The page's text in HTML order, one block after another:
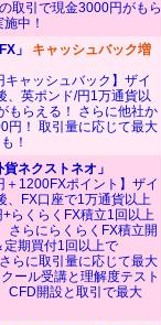
取引で現金3000円がもら
中！
」 キャッシュバック増
キャッシュバック】ザイ
、英ポンド/円1万通貨以
もらえる！ さらに他社か
円！ 取引量に応じて最大
！
ネクストネオ」
＋1200FXポイント】ザイ
、FX口座で1万通貨以上
らくらくFX積立1回以上
さらにらくらくFX積立開
期買付1回以上で
らに取引量に応じて最大
ール受講と理解度テスト
CFD開設と取引で最大